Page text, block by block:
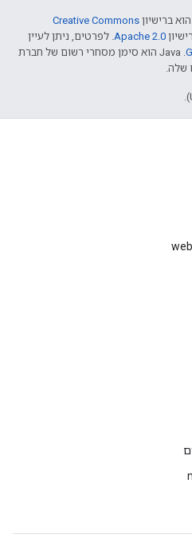
ברישיון Creative Commons
Apache 2.0. לפרטים, ניתן לעיין
.‏ Java הוא סימן מסחרי רשום של חברת